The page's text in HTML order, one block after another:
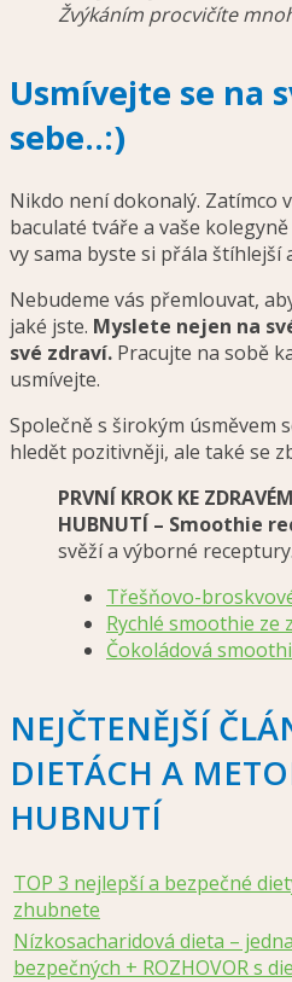
Žvýkáním procvičíte
Usmívejte se na
sebe..:)
Nikdo není dokonalý. Zatímco
baculaté tváře a vaše
vy sama byste si přála štíhlejší
Nebudeme vás přemlouvat,
jaké jste. Myslete nejen na
své zdraví. Pracujte na sobě
usmívejte.
Společně s širokým úsměvem
hledět pozitivněji, ale také se
PRVNÍ KROK KE
HUBNUTÍ – Smoothie
svěží a výborné receptury.
Třešňovo-
Rychlé smoothie ze
Čokoládová
NEJČTENĚJŠÍ
DIETÁCH A
HUBNUTÍ
TOP 3 nejlepší a bezpečné
zhubnete
Nízkosacharidová dieta –
bezpečných + ROZHOVOR s